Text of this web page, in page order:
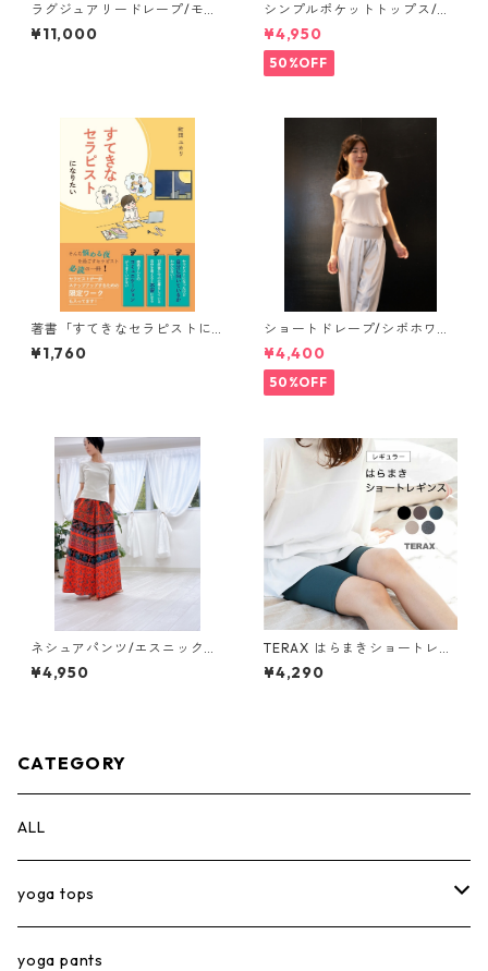
ラグジュアリードレープ/モー
ブピンク【pants】
¥11,000
シンプルポケットトップス/ホ
ワイト【salon tops】
¥4,950
50%OFF
著書「すてきなセラピストに
なりたい」サインとメッセー
ジ付き
¥1,760
ショートドレープ/シボホワイ
ト【tops】
¥4,400
50%OFF
ネシュアパンツ/エスニックオ
レンジ【pants】
¥4,950
TERAX はらまきショートレギ
ンス【care inner】
¥4,290
CATEGORY
ALL
yoga tops
short tops
yoga pants